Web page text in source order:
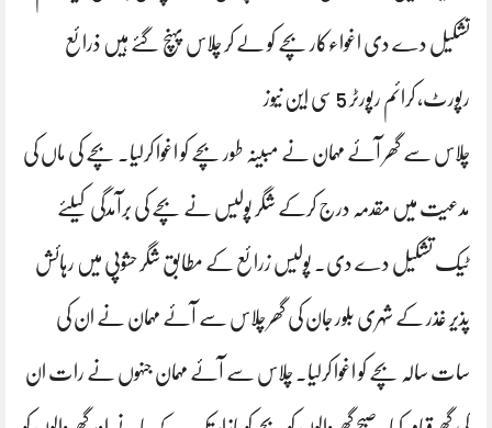
تشکیل دے دی اغواء‌کار بچے کو لے کر چلاس پہنچ گئے ہیں ذرائع
رپورٹ، کرائم رپورٹر 5 سی این نیوز
چلاس سے گھر آئے مہمان نے مبینہ طور بچے کو اغوا کرلیا۔ بچے کی ماں کی
مدعیت میں مقدمہ درج کرکے شگر پولیس نے بچے کی برآمدگی کیلئے
ٹیک تشکیل دے دی۔ پولیس زرائع کے مطابق شگر حشوپی میں رہائش
پذیر غذر کے شہری بلور جان کی گھر چلاس سے آئے مہمان نے ان کی
سات سالہ بچے کو اغوا کرلیا۔ چلاس سے آئے مہمان جنہوں نے رات ان